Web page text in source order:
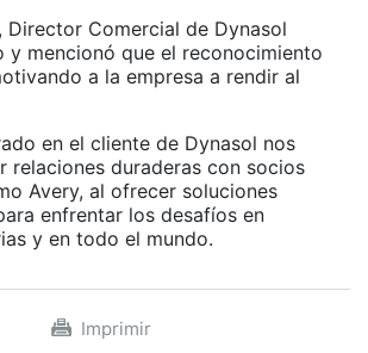
Director Comercial de Dynasol
y mencionó que el reconocimiento
a la empresa a rendir al
en el cliente de Dynasol nos
relaciones duraderas con socios
Avery, al ofrecer soluciones
enfrentar los desafíos en
y en todo el mundo.
Imprimir